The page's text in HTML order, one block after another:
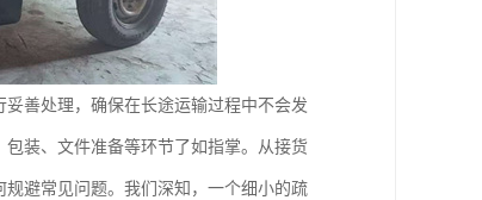
善处理，确保在长途运输过程中不会发
装、文件准备等环节了如指掌。从接货
避常见问题。我们深知，一个细小的疏